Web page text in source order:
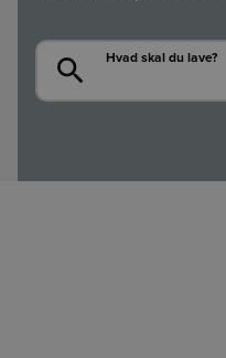
Søg Hvad skal du lave?